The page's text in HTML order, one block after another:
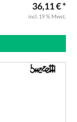
36,11 € *
incl. 19 % Mwst.